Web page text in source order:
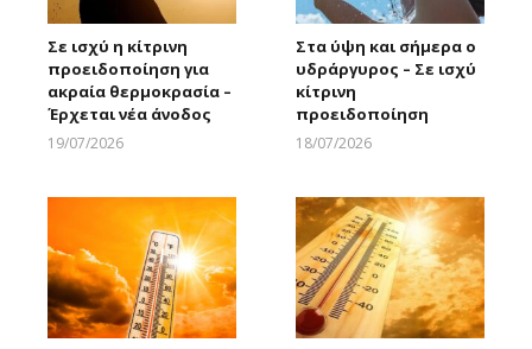
Σε ισχύ η κίτρινη
προειδοποίηση για
ακραία θερμοκρασία –
Έρχεται νέα άνοδος
19/07/2026
Στα ύψη και σήμερα ο
υδράργυρος – Σε ισχύ
κίτρινη
προειδοποίηση
18/07/2026